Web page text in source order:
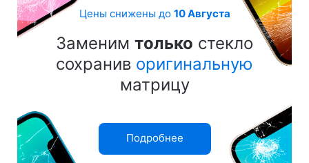
Цены снижены до 10 Августа
Заменим только стекло
сохранив оригинальную
матрицу
Подробнее